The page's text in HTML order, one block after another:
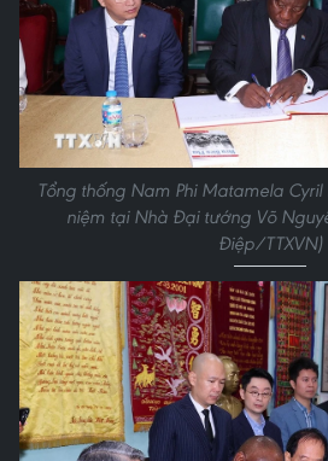
Tổng thống Nam Phi Matamela
niệm tại Nhà Đại tướng Võ
Điệp/TTXVN)